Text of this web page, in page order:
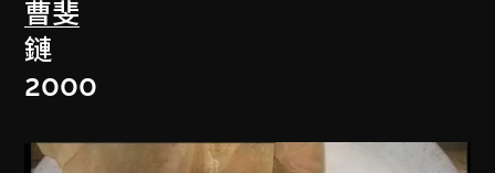
曹斐
鏈
2000